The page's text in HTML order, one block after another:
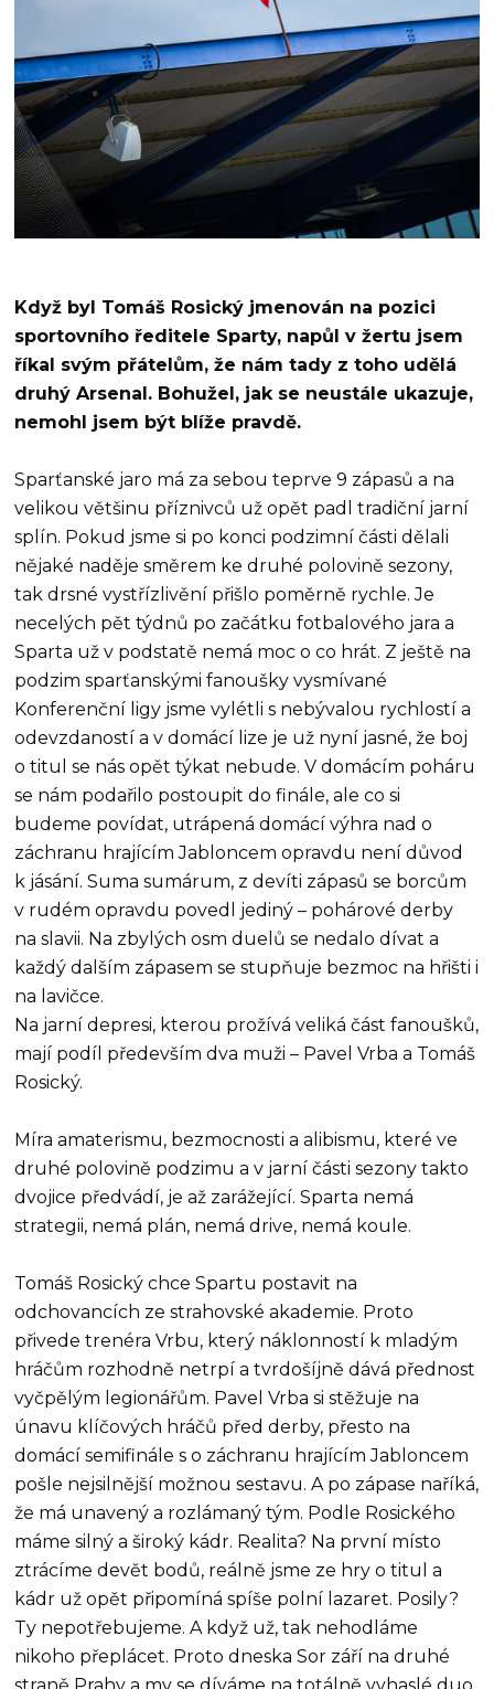
Když byl Tomáš Rosický jmenován na pozici
sportovního ředitele Sparty, napůl v žertu jsem
říkal svým přátelům, že nám tady z toho udělá
druhý Arsenal. Bohužel, jak se neustále ukazuje,
nemohl jsem být blíže pravdě.
Sparťanské jaro má za sebou teprve 9 zápasů a na
velikou většinu příznivců už opět padl tradiční jarní
splín. Pokud jsme si po konci podzimní části dělali
nějaké naděje směrem ke druhé polovině sezony,
tak drsné vystřízlivění přišlo poměrně rychle. Je
necelých pět týdnů po začátku fotbalového jara a
Sparta už v podstatě nemá moc o co hrát. Z ještě na
podzim sparťanskými fanoušky vysmívané
Konferenční ligy jsme vylétli s nebývalou rychlostí a
odevzdaností a v domácí lize je už nyní jasné, že boj
o titul se nás opět týkat nebude. V domácím poháru
se nám podařilo postoupit do finále, ale co si
budeme povídat, utrápená domácí výhra nad o
záchranu hrajícím Jabloncem opravdu není důvod
k jásání. Suma sumárum, z devíti zápasů se borcům
v rudém opravdu povedl jediný – pohárové derby
na slavii. Na zbylých osm duelů se nedalo dívat a
každý dalším zápasem se stupňuje bezmoc na hřišti i
na lavičce.
Na jarní depresi, kterou prožívá veliká část fanoušků,
mají podíl především dva muži – Pavel Vrba a Tomáš
Rosický.
Míra amaterismu, bezmocnosti a alibismu, které ve
druhé polovině podzimu a v jarní části sezony takto
dvojice předvádí, je až zarážející. Sparta nemá
strategii, nemá plán, nemá drive, nemá koule.
Tomáš Rosický chce Spartu postavit na
odchovancích ze strahovské akademie. Proto
přivede trenéra Vrbu, který náklonností k mladým
hráčům rozhodně netrpí a tvrdošíjně dává přednost
vyčpělým legionářům. Pavel Vrba si stěžuje na
únavu klíčových hráčů před derby, přesto na
domácí semifinále s o záchranu hrajícím Jabloncem
pošle nejsilnější možnou sestavu. A po zápase naříká,
že má unavený a rozlámaný tým. Podle Rosického
máme silný a široký kádr. Realita? Na první místo
ztrácíme devět bodů, reálně jsme ze hry o titul a
kádr už opět připomíná spíše polní lazaret. Posily?
Ty nepotřebujeme. A když už, tak nehodláme
nikoho přeplácet. Proto dneska Sor září na druhé